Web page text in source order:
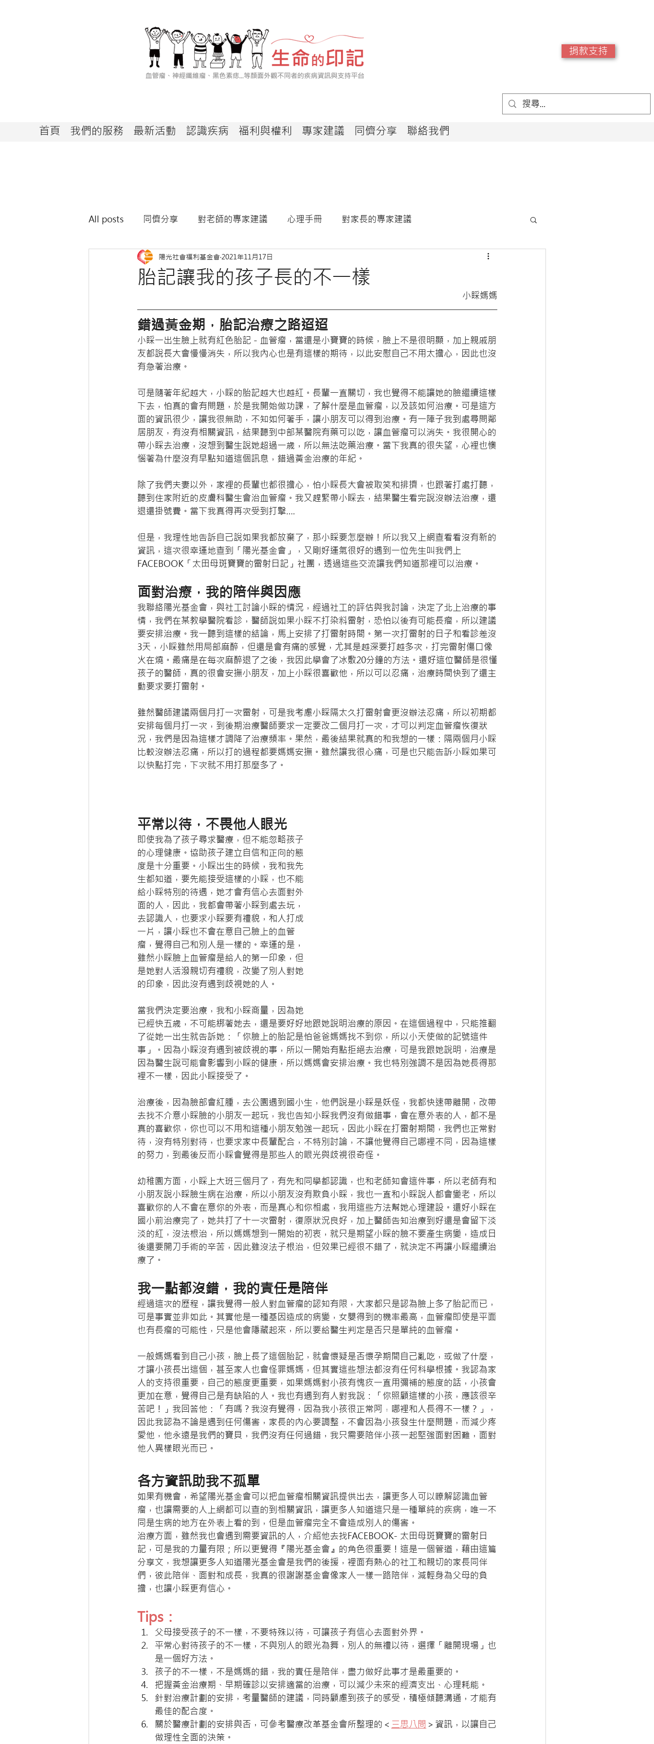
捐款支持
首頁 我們的服務 最新活動 認識疾病 福利與權利 專家建議 同儕分享 聯絡我們
All posts 同儕分享 對老師的專家建議 心理手冊 對家長的專家建議
對外觀不同者的專家建議 神經纖維瘤NF
胎記讓我的孩子長的不一樣
陽光社會福利基金會 2021年11月17日
小睬媽媽
錯過黃金期，胎記治療之路迢迢
小睬一出生臉上就有紅色胎記 - 血管瘤，當還是小寶寶的時候，臉上不是很明顯，加上親戚朋
友都說長大會慢慢消失，所以我內心也是有這樣的期待，以此安慰自己不用太擔心，因此也沒
有急著治療。
可是隨著年紀越大，小睬的胎記越大也越紅。長輩一直關切，我也覺得不能讓她的臉繼續這樣
下去，怕真的會有問題，於是我開始做功課，了解什麼是血管瘤，以及該如何治療。可是這方
面的資訊很少，讓我很無助，不知如何著手，讓小朋友可以得到治療。有一陣子我到處尋問鄰
居朋友，有沒有相關資訊，結果聽到中部某醫院有藥可以吃，讓血管瘤可以消失。我很開心的
帶小睬去治療，沒想到醫生說她超過一歳，所以無法吃藥治療。當下我真的很失望，心裡也懊
惱著為什麼沒有早點知道這個訊息，錯過黃金治療的年紀。
除了我們夫妻以外，家裡的長輩也都很擔心，怕小睬長大會被取笑和排擠，也跟著打處打聽，
聽到住家附近的皮膚科醫生會治血管瘤。我又趕緊帶小睬去，結果醫生看完說沒辦法治療，還
退還掛號費。當下我真得再次受到打擊….
但是，我理性地告訴自己說如果我都放棄了，那小睬要怎麼辦！所以我又上網查看看沒有新的
資訊，這次很幸運地查到「陽光基金會」，又剛好運氣很好的遇到一位先生叫我們上
FACEBOOK「太田母斑寶寶的雷射日記」社團，透過這些交流讓我們知道那裡可以治療。
面對治療，我的陪伴與因應
我聯絡陽光基金會，與社工討論小睬的情況，經過社工的評估與我討論，決定了北上治療的事
情，我們在某教學醫院看診，醫師說如果小睬不打染料雷射，恐怕以後有可能長瘤，所以建議
要安排治療。我一聽到這樣的結論，馬上安排了打雷射時間。第一次打雷射的日子和看診差沒
3天，小睬雖然用局部麻醉，但還是會有痛的感覺，尤其是越深要打越多次，打完雷射傷口像
火在燒。最痛是在每次麻醉退了之後，我因此學會了冰敷20分鐘的方法。還好這位醫師是很懂
孩子的醫師，真的很會安撫小朋友，加上小睬很喜歡他，所以可以忍痛，治療時間快到了還主
動要求要打雷射。
雖然醫師建議兩個月打一次雷射，可是我考慮小睬隔太久打雷射會更沒辦法忍痛，所以初期都
安排每個月打一次，到後期治療醫師要求一定要改二個月打一次，才可以判定血管瘤恢復狀
況，我們是因為這樣才調降了治療頻率。果然，最後結果就真的和我想的一樣：隔兩個月小睬
比較沒辦法忍痛，所以打的過程都要媽媽安撫。雖然讓我很心痛，可是也只能告訴小睬如果可
以快點打完，下次就不用打那麼多了。
平常以待，不畏他人眼光
即使我為了孩子尋求醫療，但不能忽略孩子
的心理健康。協助孩子建立自信和正向的態
度是十分重要。小睬出生的時候，我和我先
生都知道，要先能接受這樣的小睬，也不能
給小睬特別的待遇，她才會有信心去面對外
面的人，因此，我都會帶著小睬到處去坃，
去認識人，也要求小睬要有禮貌，和人打成
一片，讓小睬也不會在意自己臉上的血管
瘤，覺得自己和別人是一樣的。幸運的是，
雖然小睬臉上血管瘤是給人的第一印象，但
是她對人活潑親切有禮貌，改變了別人對她
的印象，因此沒有遇到歧視她的人。
當我們決定要治療，我和小睬商量，因為她
已經快五歳，不可能綁著她去，還是要好好地跟她說明治療的原因。在這個過程中，只能推翻
了從她一出生就告訴她：「你臉上的胎記是怕爸爸媽媽找不到你，所以小天使做的記號這件
事」。因為小睬沒有遇到被歧視的事，所以一開始有點拒絕去治療，可是我跟她說明，治療是
因為醫生說可能會影響到小睬的健康，所以媽媽會安排治療。我也特別強調不是因為她長得那
裡不一樣，因此小睬接受了。
治療後，因為臉部會紅腫，去公園遇到國小生，他們說是小睬是妖怪，我都快速帶離開，改帶
去找不介意小睬臉的小朋友一起玩，我也告知小睬我們沒有做錯事，會在意外表的人，都不是
真的喜歡你，你也可以不用和這種小朋友勉強一起玩，因此小睬在打雷射期間，我們也正常對
待，沒有特別對待，也要求家中長輩配合，不特別討論，不讓他覺得自己哪裡不同，因為這樣
的努力，到最後反而小睬會覺得是那些人的眼光與歧視很奇怪。
幼稚園方面，小睬上大班三個月了，有先和同學都認識，也和老師知會這件事，所以老師有和
小朋友說小睬臉生病在治療，所以小朋友沒有欺負小睬，我也一直和小睬說人都會變老，所以
喜歡你的人不會在意你的外表，而是真心和你相處，我用這些方法幫她心理建設。還好小睬在
國小前治療完了，她共打了十一次雷射，復原狀況良好，加上醫師告知治療到好還是會留下淡
淡的紅，沒法根治，所以媽媽想到一開始的初衷，就只是期望小睬的臉不要產生病變，造成日
後還要開刀手術的辛苦，因此雖沒法子根治，但效果已經很不錯了，就決定不再讓小睬繼續治
療了。
我一點都沒錯，我的責任是陪伴
經過這次的歷程，讓我覺得一般人對血管瘤的認知有限，大家都只是認為臉上多了胎記而已，
可是事實並非如此。其實他是一種基因造成的病變，女嬰得到的機率最高，血管瘤即使是平面
也有長瘤的可能性，只是他會隱藏起來，所以要給醫生判定是否只是單純的血管瘤。
一般媽媽看到自己小孩，臉上長了這個胎記，就會懷疑是否懷孕期間自己亂吃，或做了什麼，
才讓小孩長出這個，甚至家人也會怪罪媽媽，但其實這些想法都沒有任何科學根據。我認為家
人的支持很重要，自己的態度更重要，如果媽媽對小孩有愧疚一直用彌補的態度的話，小孩會
更加在意，覺得自己是有缺陷的人。我也有遇到有人對我說：「你照顧這樣的小孩，應該很辛
苦吧！」我回答他：「有嗎？我沒有覺得，因為我小孩很正常阿﹗哪裡和人長得不一樣？」，
因此我認為不論是遇到任何傷害，家長的內心要調整，不會因為小孩發生什麼問題，而減少疼
愛他，他永遠是我們的寶貝，我們沒有任何過錯，我只需要陪伴小孩一起堅強面對困難，面對
他人異樣眼光而已。
各方資訊助我不孤單
如果有機會，希望陽光基金會可以把血管瘤相關資訊提供出去，讓更多人可以瞭解認識血管
瘤，也讓需要的人上網都可以查的到相關資訊，讓更多人知道這只是一種單純的疾病，唯一不
同是生病的地方在外表上看的到，但是血管瘤完全不會造成別人的傷害。
治療方面，雖然我也會遇到需要資訊的人，介紹他去找FACEBOOK- 太田母斑寶寶的雷射日
記，可是我的力量有限；所以更覺得『陽光基金會』的角色很重要！這是一個管道，藉由這篇
分享文，我想讓更多人知道陽光基金會是我們的後援，裡面有熱心的社工和親切的家長同伴
們，彼此陪伴、面對和成長，我真的很謝謝基金會像家人一樣一路陪伴，減輕身為父母的負
擔，也讓小睬更有信心。
Tips：
父母接受孩子的不一樣，不要特殊以待，可讓孩子有信心去面對外界。
平常心對待孩子的不一樣，不與別人的眼光為舞，別人的無禮以待，選擇「離開現場」也
是一個好方法。
孩子的不一樣，不是媽媽的錯，我的責任是陪伴，盡力做好此事才是最重要的。
把握黃金治療期、早期確診以安排適當的治療，可以減少未來的經濟支出、心理耗能。
針對治療計劃的安排，考量醫師的建議，同時顧慮到孩子的感受，積極傾聽溝通，才能有
最佳的配合度。
關於醫療計劃的安排與否，可參考醫療改革基金會所整理的＜ 三思八問 ＞資訊，以讓自己
做理性全面的決策。